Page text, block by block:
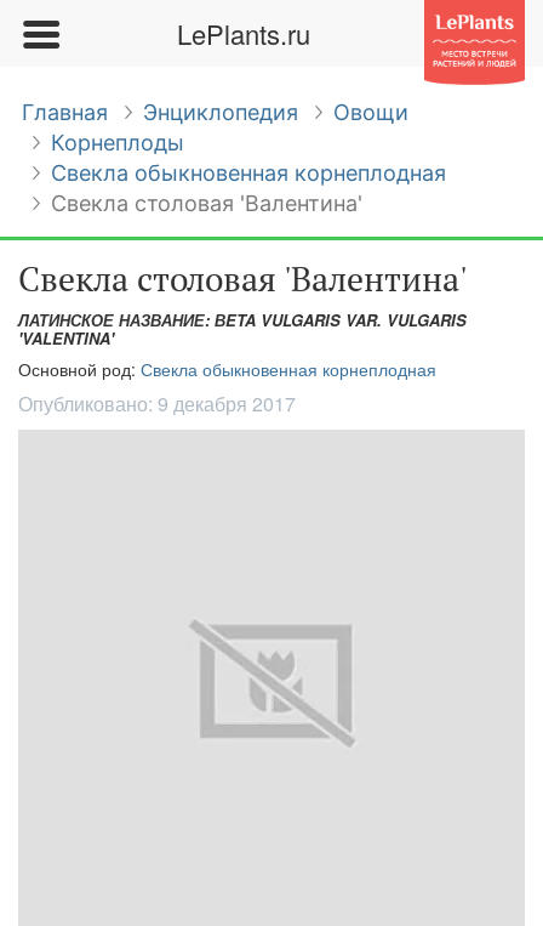
LePlants.ru
Главная Энциклопедия
Овощи
Корнеплоды
Свекла обыкновенная корнеплодная
Свекла столовая 'Валентина'
Свекла столовая 'Валентина'
ЛАТИНСКОЕ НАЗВАНИЕ: ВETA VULGARIS VAR. VULGARIS
'VALENTINA'
Основной род: Свекла обыкновенная корнеплодная
Опубликовано: 9 декабря 2017